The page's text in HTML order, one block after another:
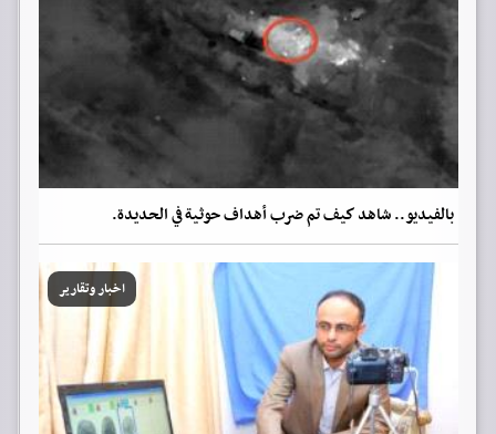
بالفيديو.. شاهد كيف تم ضرب أهداف حوثية في الحديدة.
اخبار وتقارير